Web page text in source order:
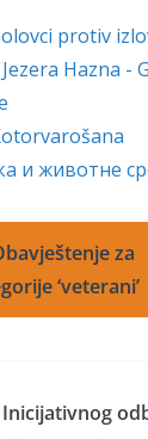
protiv
Hazna -
и животне
za
‘veterani’